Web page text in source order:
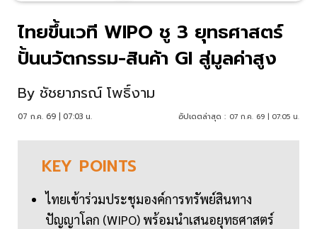
ไทยขึ้นเวที WIPO ชู 3 ยุทธศาสตร์
ปั้นนวัตกรรม-สินค้า GI สู่มูลค่าสูง
By ชัชยาภรณ์ โพธิ์งาม
07 ก.ค. 69 | 07:03 น. อัปเดตล่าสุด : 07 ก.ค. 69 | 07:05 น.
KEY POINTS
ไทยเข้าร่วมประชุมองค์การทรัพย์สินทาง
ปัญญาโลก (WIPO) พร้อมนำเสนอยุทธศาสตร์